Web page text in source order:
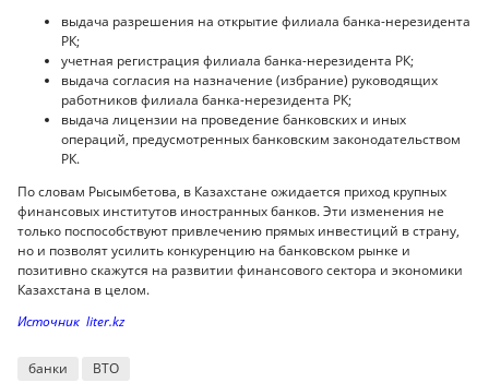
выдача разрешения на открытие филиала банка-нерезидента
РК;
учетная регистрация филиала банка-нерезидента РК;
выдача согласия на назначение (избрание) руководящих
работников филиала банка-нерезидента РК;
выдача лицензии на проведение банковских и иных
операций, предусмотренных банковским законодательством
РК.
По словам Рысымбетова, в Казахстане ожидается приход крупных
финансовых институтов иностранных банков. Эти изменения не
только поспособствуют привлечению прямых инвестиций в страну,
но и позволят усилить конкуренцию на банковском рынке и
позитивно скажутся на развитии финансового сектора и экономики
Казахстана в целом.
Источник liter.kz
банки ВТО